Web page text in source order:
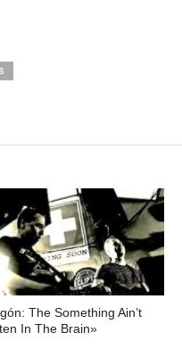
The Something Ain’t
In The Brain»